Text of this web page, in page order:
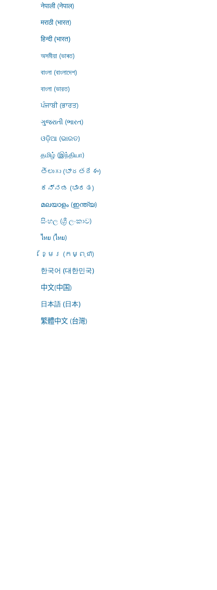
नेपाली (नेपाल)
मराठी (भारत)
हिन्दी (भारत)
অসমীয়া (ভাৰত)
বাংলা (বাংলাদেশ)
বাংলা (ভারত)
ਪੰਜਾਬੀ (ਭਾਰਤ)
ગુજરાતી (ભારત)
ଓଡ଼ିଆ (ଭାରତ)
தமிழ் (இந்தியா)
తెలుగు (భారతదేశం)
ಕನ್ನಡ (ಭಾರತ)
മലയാളം (ഇന്ത്യ)
සිංහල (ශ්‍රී ලංකාව)
ไทย (ไทย)
ខ្មែរ (កម្ពុជា)
한국어 (대한민국)
中文(中国)
日本語 (日本)
繁體中文 (台灣)